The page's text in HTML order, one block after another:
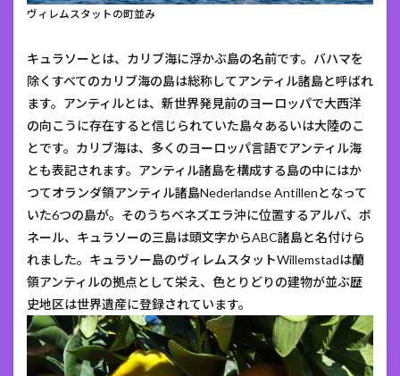
ヴィレムスタットの町並み
キュラソーとは、カリブ海に浮かぶ島の名前です。バハマを
除くすべてのカリブ海の島は総称してアンティル諸島と呼ばれ
ます。アンティルとは、新世界発見前のヨーロッパで大西洋
の向こうに存在すると信じられていた島々あるいは大陸のこ
とです。カリブ海は、多くのヨーロッパ言語でアンティル海
とも表記されます。アンティル諸島を構成する島の中にはか
つてオランダ領アンティル諸島Nederlandse Antillenとなって
いた6つの島が。そのうちベネズエラ沖に位置するアルバ、ボ
ネール、キュラソーの三島は頭文字からABC諸島と名付けら
れました。キュラソー島のヴィレムスタットWillemstadは蘭
領アンティルの拠点として栄え、色とりどりの建物が並ぶ歴
史地区は世界遺産に登録されています。